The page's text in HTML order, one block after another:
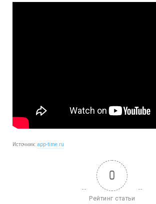
Источник:app-time.ru
0
Рейтинг статьи